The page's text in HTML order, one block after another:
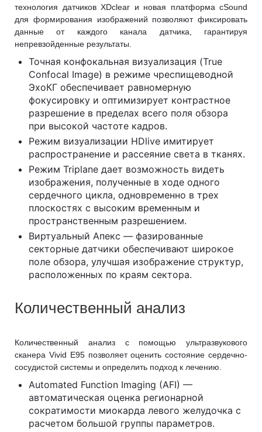
технология датчиков XDclear и новая платформа cSound
для формирования изображений позволяют фиксировать
данные от каждого канала датчика, гарантируя
непревзойденные результаты.
Точная конфокальная визуализация (True
Confocal Image) в режиме чреспищеводной
ЭхоКГ обеспечивает равномерную
фокусировку и оптимизирует контрастное
разрешение в пределах всего поля обзора
при высокой частоте кадров.
Режим визуализации HDlive имитирует
распространение и рассеяние света в тканях.
Режим Triplane дает возможность видеть
изображения, полученные в ходе одного
сердечного цикла, одновременно в трех
плоскостях с высоким временным и
пространственным разрешением.
Виртуальный Апекс — фазированные
секторные датчики обеспечивают широкое
поле обзора, улучшая изображение структур,
расположенных по краям сектора.
Количественный анализ
Количественный анализ с помощью ультразвукового
сканера Vivid E95 позволяет оценить состояние сердечно-
сосудистой системы и определить подход к лечению.
Automated Function Imaging (AFI) —
автоматическая оценка регионарной
сократимости миокарда левого желудочка с
расчетом большой группы параметров.